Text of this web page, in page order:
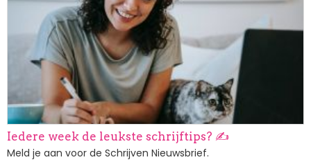
Iedere week de leukste schrijftips? ✍️
Meld je aan voor de Schrijven Nieuwsbrief.